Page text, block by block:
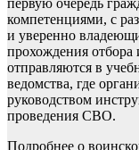
первую очередь
компетенциями, с
и уверенно
прохождения отбора
отправляются в
ведомства, где
руководством
проведения СВО.
Подробнее о